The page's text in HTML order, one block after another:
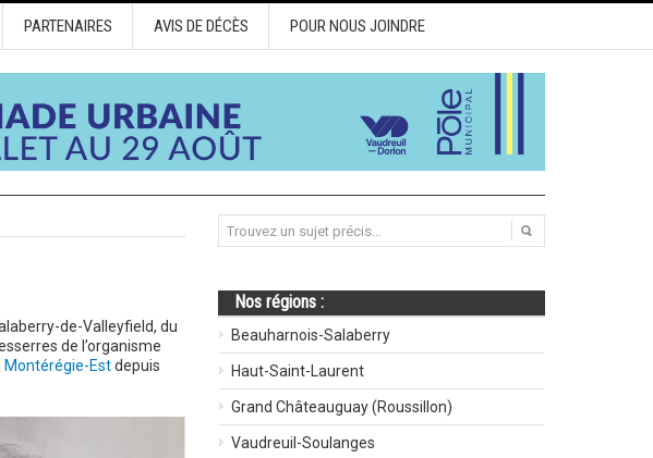
PARTENAIRES AVIS DE DÉCÈS POUR NOUS JOINDRE
de-Valleyfield, du
de l’organisme
Montérégie-Estdepuis
Nos régions :
Beauharnois-Salaberry
Haut-Saint-Laurent
Grand Châteauguay (Roussillon)
Vaudreuil-Soulanges